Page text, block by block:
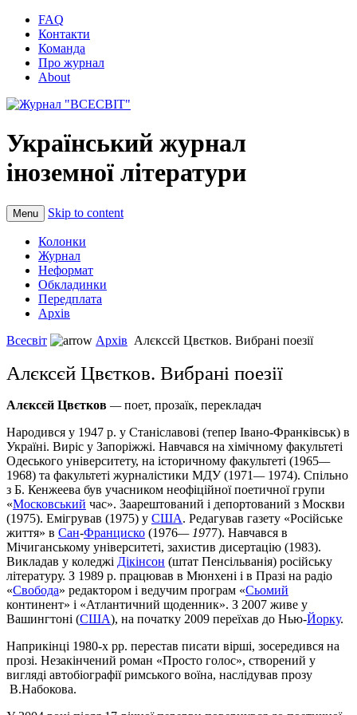
FAQ
Контакти
Команда
Про журнал
About
Український журнал
іноземної літератури
Menu Skip to content
Колонки
Журнал
Неформат
Обкладинки
Передплата
Архів
Всесвіт
Архів Алєксєй Цвєтков. Вибрані поезії
Алєксєй Цвєтков. Вибрані поезії
Алєксєй Цвєтков —поет, прозаїк, перекладач
Народився у 1947 р. у Станіславові (тепер Івано-Франківськ) в
Україні. Виріс у Запоріжжі. Навчався на хімічному факультеті
Одеського університету, на історичному факультеті (1965—
1968) та факультеті журналістики МДУ (1971— 1974). Спільно
з Б. Кенжеева був учасником неофіційної поетичної групи
«Московський час». Заарештований і депортований з Москви
(1975). Емігрував (1975) у США. Редагував газету «Російське
життя» в Сан-Франциско (1976— 1977). Навчався в
Мічиганському університеті, захистив дисертацію (1983).
Викладав у коледжі Дікінсон (штат Пенсільванія) російську
літературу. З 1989 р. працював в Мюнхені і в Празі на радіо
«Свобода» редактором і ведучим програм «Сьомий
континент» і «Атлантичний щоденник». З 2007 живе у
Вашингтоні (США), на початку 2009 переїхав до Нью-Йорку.
Наприкінці 1980-х рр. перестав писати вірші, зосередився на
прозі. Незакінчений роман «Просто голос», створений у
вигляді автобіографії римського воїна, наслідував прозу
В.Набокова.